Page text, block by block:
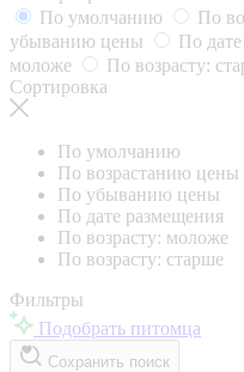
По умолчанию
По
убыванию цены
По
моложе
По возрасту:
Сортировка
По умолчанию
По возрастанию цены
По убыванию цены
По дате размещения
По возрасту: моложе
По возрасту: старше
Фильтры
Подобрать питомца
Сохранить поиск